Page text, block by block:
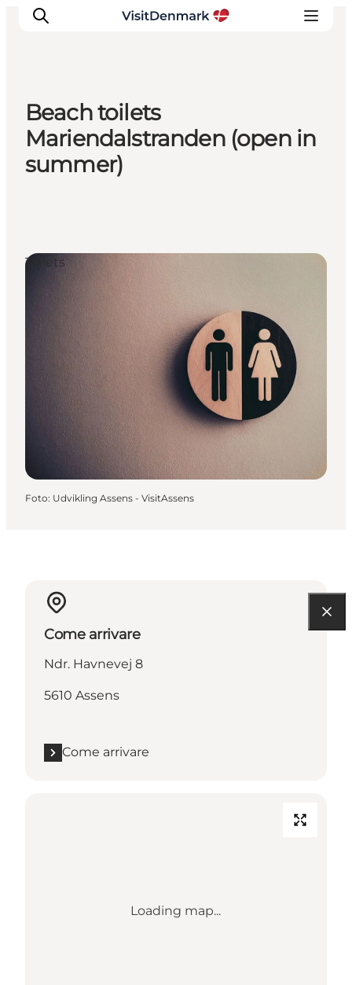
Ispirazioni
Dove andare
Cosa fare
Beach toilets
Mariendalstranden (open in
summer)
Toilets
Foto: Udvikling Assens - VisitAssens
Come arrivare
Ndr. Havnevej 8
5610 Assens
Come arrivare
Loading map...